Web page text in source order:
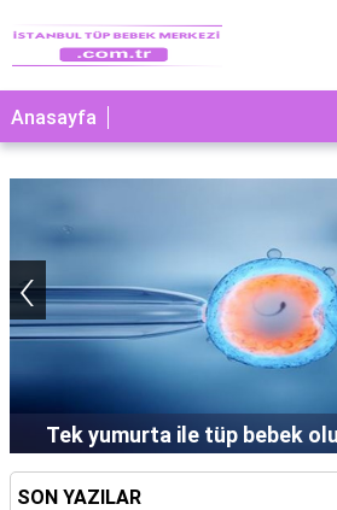
Anasayfa
Tek yumurta ile tüp bebek
‹
SON YAZILAR